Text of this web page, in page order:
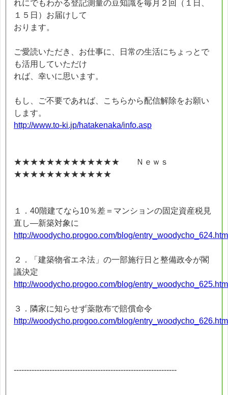
れにでもわかる登記測量の豆知識を毎月２回（１日、
１５日）お届けして
おります。
ご愛読いただき、お仕事に、日常の生活にちょっとで
も活用していただけ
れば、幸いに思います。
もし、ご不要であれば、こちらから配信解除をお願い
します。
http://www.to-ki.jp/hatakenaka/info.asp
★★★★★★★★★★★★★ Ｎｅｗｓ
★★★★★★★★★★★★
１．40階建てなら10％差＝マンションの固定資産税見
直し―新築対象に
http://woodycho.progoo.com/blog/
２．「建築物省エネ法」の一部施行日と整備政令が閣
議決定
http://woodycho.progoo.com/blog/
３．隣家に知らせず薬散布で賠償命令
http://woodycho.progoo.com/blog/
----------------------------------------------------------------